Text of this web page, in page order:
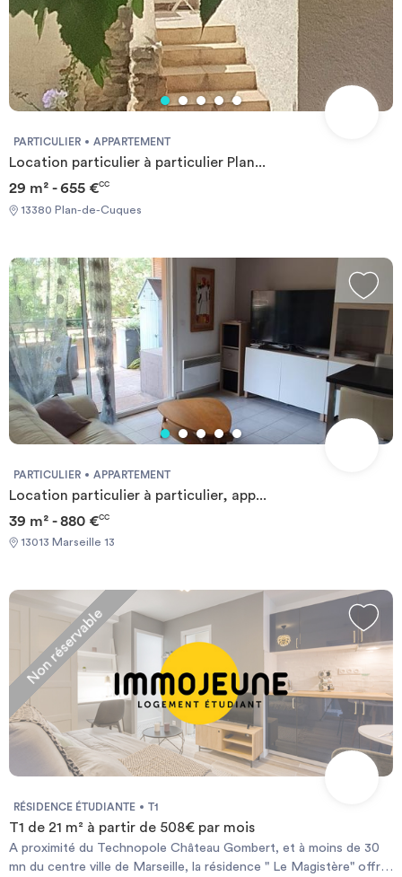
PARTICULIER APPARTEMENT
Location particulier à particulier Plan...
29 m² - 655 €CC
13380 Plan-de-Cuques
PARTICULIER APPARTEMENT
Location particulier à particulier, app...
39 m² - 880 €CC
13013 Marseille 13
Non réservable
RÉSIDENCE ÉTUDIANTE T1
T1 de 21 m² à partir de 508€ par mois
A proximité du Technopole Château Gombert, et à moins de 30
mn du centre ville de Marseille, la résidence " Le Magistère" offre